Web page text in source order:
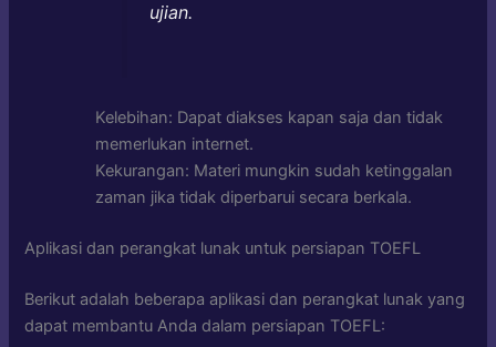
ujian.
Kelebihan: Dapat diakses kapan saja dan tidak
memerlukan internet.
Kekurangan: Materi mungkin sudah ketinggalan
zaman jika tidak diperbarui secara berkala.
Aplikasi dan perangkat lunak untuk persiapan TOEFL
Berikut adalah beberapa aplikasi dan perangkat lunak yang
dapat membantu Anda dalam persiapan TOEFL: